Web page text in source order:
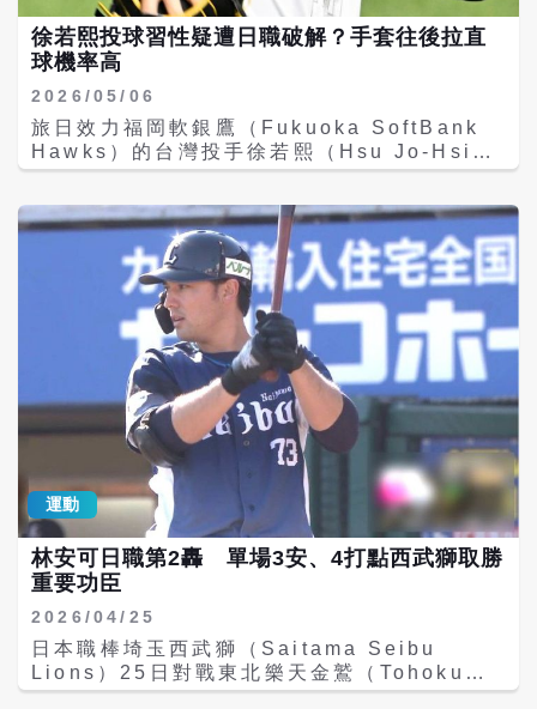
徐若熙投球習性疑遭日職破解？手套往後拉直
球機率高
2026/05/06
旅日效力福岡軟銀鷹（Fukuoka SoftBank
Hawks）的台灣投手徐若熙（Hsu Jo-Hsi）
日前在日職一軍再度遭遇震撼教育，4日對西
便被敲14安，包括2發全壘打，狂失7分，連續
兩場先發遭對手重擊，球團隨後決定將他下放
二軍，進行無限期調整。 徐若熙自4月中旬面
對歐力士猛牛（Orix Buffaloes）遭提前打退
場後，原盼藉由重返一軍止跌回升，未料再次
遭西武打線全面鎖定，表現與過去在中職展現
的壓制力形成強烈反差，也讓外界開始關注，
是否投球動作細節已被日職球隊情蒐系統掌
握。 近日有球迷在社群平台Threads發文分析
徐若熙比賽影片指出，徐若熙在投球前若出現
「先將手套往後拉，再向前撞擊」的動作，高
機率投出直球；若手套直接撞擊或幾乎沒有後
拉，則較可能是變化球。原PO認為，這樣的出
手前差異在高階聯盟中可能成為被破解的關
鍵，也就是俗稱的「Tipping（投球慣性洩
漏）」。 該分析迅速引發棒球圈熱議，不少球
迷實際回看比賽畫面後表示，確實能看出部分
知道球路」、「日職和大聯盟對這種細節研究
非常深入」。 不過，也有球迷對此持保留態
運動
林安可日職第2轟 單場3安、4打點西武獅取勝
重要功臣
2026/04/25
日本職棒埼玉西武獅（Saitama Seibu
Lions）25日對戰東北樂天金鷲（Tohoku
Rakuten Golden Eagles），台灣旅日野手